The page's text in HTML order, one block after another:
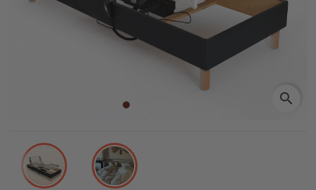
search